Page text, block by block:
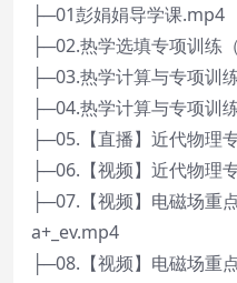
├─01彭娟娟导学课.mp4
├─02.热学选填专项训练
├─03.热学计算与专项训
├─04.热学计算与专项训
├─05.【直播】近代物理
├─06.【视频】近代物理
├─07.【视频】电磁场重
a+_ev.mp4
├─08.【视频】电磁场重